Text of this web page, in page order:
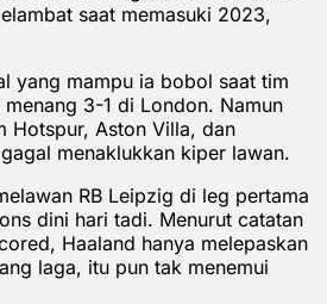
saat memasuki 2023,
yang mampu ia bobol saat tim
3-1 di London. Namun
Hotspur, Aston Villa, dan
menaklukkan kiper lawan.
RB Leipzig di leg pertama
dini hari tadi. Menurut catatan
Haaland hanya melepaskan
laga, itu pun tak menemui